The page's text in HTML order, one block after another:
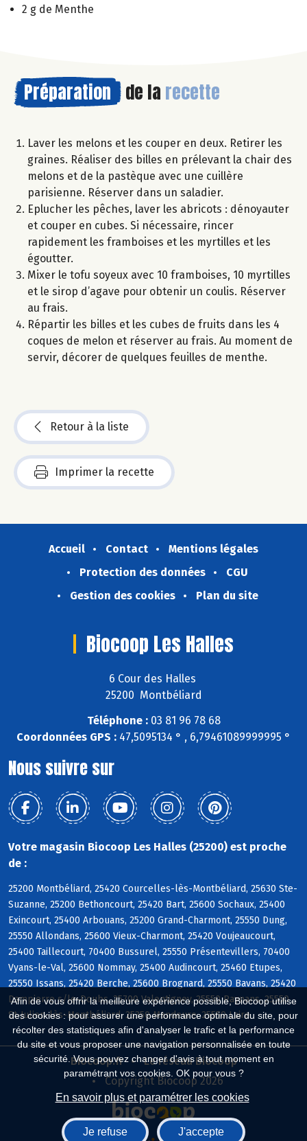
Afin de vous offrir la meilleure expérience possible, Biocoop utilise
des cookies : pour assurer une performance optimale du site, pour
récolter des statistiques afin d'analyser le trafic et la performance
du site et vous proposer une navigation personnalisée en toute
sécurité. Vous pouvez changer d'avis à tout moment en
paramétrant vos cookies. OK pour vous ?
En savoir plus et paramétrer les cookies
Je refuse J'accepte
2 g de Menthe
Préparation de la recette
Laver les melons et les couper en deux. Retirer les
graines. Réaliser des billes en prélevant la chair des
melons et de la pastèque avec une cuillère
parisienne. Réserver dans un saladier.
Eplucher les pêches, laver les abricots : dénoyauter
et couper en cubes. Si nécessaire, rincer
rapidement les framboises et les myrtilles et les
égoutter.
Mixer le tofu soyeux avec 10 framboises, 10 myrtilles
et le sirop d’agave pour obtenir un coulis. Réserver
au frais.
Répartir les billes et les cubes de fruits dans les 4
coques de melon et réserver au frais. Au moment de
servir, décorer de quelques feuilles de menthe.
Retour à la liste
Imprimer la recette
Accueil Contact
Mentions légales
Protection des données
CGU
Gestion des cookies
Plan du site
Biocoop Les Halles
6 Cour des Halles
25200 Montbéliard
Téléphone :03 81 96 78 68
Coordonnées GPS : 47,5095134 ° , 6,79461089999995 °
Nous suivre sur
Votre magasin Biocoop Les Halles (25200) est proche
de :
25200 Montbéliard, 25420 Courcelles-lès-Montbéliard, 25630 Ste-
Suzanne, 25200 Bethoncourt, 25420 Bart, 25600 Sochaux, 25400
Exincourt, 25400 Arbouans, 25200 Grand-Charmont, 25550 Dung,
25550 Allondans, 25600 Vieux-Charmont, 25420 Voujeaucourt,
25400 Taillecourt, 70400 Bussurel, 25550 Présentevillers, 70400
Vyans-le-Val, 25600 Nommay, 25400 Audincourt, 25460 Etupes,
25550 Issans, 25420 Berche, 25600 Brognard, 25550 Bavans, 25420
Dampierre s/le-Doubs, 25700 Valentigney, 25550 Raynans, 25550
St-Julien-lès-Montbéliard, 25350 Mandeure, 25550 Laire
Biocoop.fr
Le réseau Biocoop
Copyright Biocoop 2026